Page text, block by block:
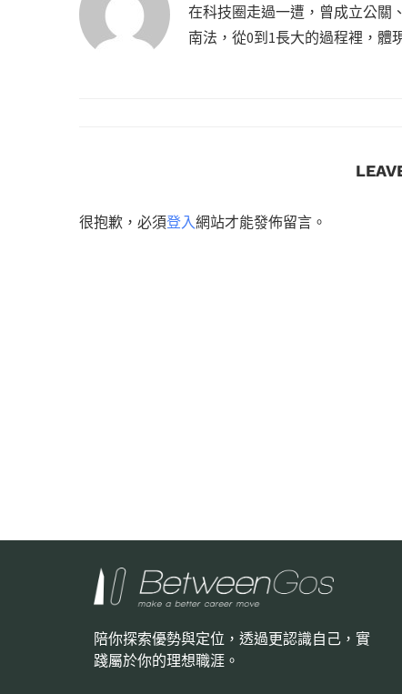
在科技圈走過一遭，曾成立公關
南法，從0到1長大的過程裡，體
很抱歉，必須登入網站才能發佈留言。
陪你探索優勢與定位，透過更認識自己，實
踐屬於你的理想職涯。